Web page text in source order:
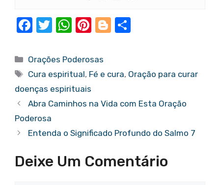
F
c
e
b
o
o
k
T
it
te
r
W
at
s
A
p
Pi
er
e
Bl
g e
Categorias
Orações Poderosas
Tags
Cura espiritual, Fé e cura, Oração para curar
doenças espirituais
Abra Caminhos na Vida com Esta Oração
Poderosa
Entenda o Significado Profundo do Salmo 7
Deixe Um Comentário